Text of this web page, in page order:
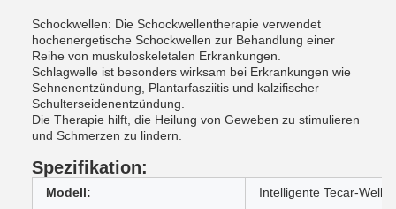
Schockwellen: Die Schockwellentherapie verwendet
hochenergetische Schockwellen zur Behandlung einer
Reihe von muskuloskeletalen Erkrankungen.
Schlagwelle ist besonders wirksam bei Erkrankungen wie
Sehnenentzündung, Plantarfasziitis und kalzifischer
Schulterseidenentzündung.
Die Therapie hilft, die Heilung von Geweben zu stimulieren
und Schmerzen zu lindern.
Spezifikation:
Modell: Intelligente Tecar-Welle